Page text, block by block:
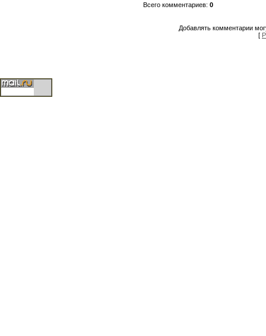
Всего комментариев: 0
Добавлять комментарии
[